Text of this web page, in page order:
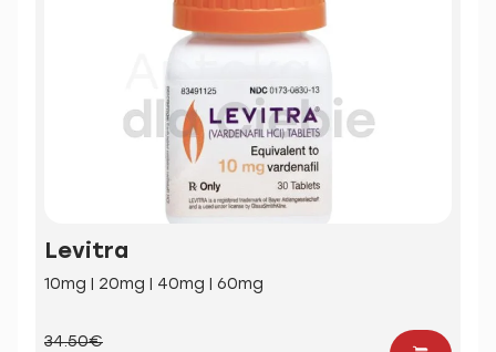
Levitra
10mg | 20mg | 40mg | 60mg
34.50€